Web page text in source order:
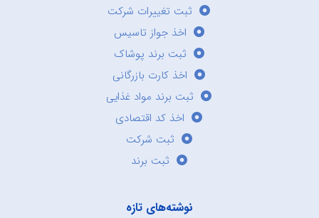
ثبت تغییرات شرکت
اخذ جواز تاسیس
ثبت برند پوشاک
اخذ کارت بازرگانی
ثبت برند مواد غذایی
اخذ کد اقتصادی
ثبت شرکت
ثبت برند
نوشته‌های تازه